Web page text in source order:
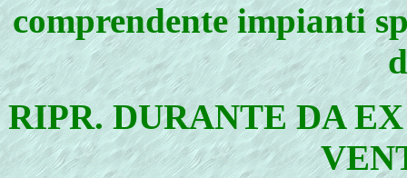
comprendente impianti
RIPR. DURANTE DA